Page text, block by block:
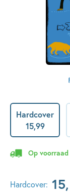
Hardcover
15,99
Op voorraad
Hardcover: 15,